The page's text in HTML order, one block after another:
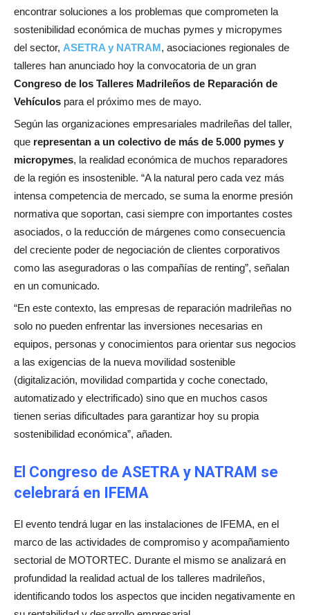
encontrar soluciones a los problemas que comprometen la
sostenibilidad económica de muchas pymes y micropymes
del sector, ASETRA y NATRAM, asociaciones regionales de
talleres han anunciado hoy la convocatoria de un gran
Congreso de los Talleres Madrileños de Reparación de
Vehículos para el próximo mes de mayo.
Según las organizaciones empresariales madrileñas del taller,
que representan a un colectivo de más de 5.000 pymes y
micropymes, la realidad económica de muchos reparadores
de la región es insostenible. “A la natural pero cada vez más
intensa competencia de mercado, se suma la enorme presión
normativa que soportan, casi siempre con importantes costes
asociados, o la reducción de márgenes como consecuencia
del creciente poder de negociación de clientes corporativos
como las aseguradoras o las compañías de renting”, señalan
en un comunicado.
“En este contexto, las empresas de reparación madrileñas no
solo no pueden enfrentar las inversiones necesarias en
equipos, personas y conocimientos para orientar sus negocios
a las exigencias de la nueva movilidad sostenible
(digitalización, movilidad compartida y coche conectado,
automatizado y electrificado) sino que en muchos casos
tienen serias dificultades para garantizar hoy su propia
sostenibilidad económica”, añaden.
El Congreso de ASETRA y NATRAM se
celebrará en IFEMA
El evento tendrá lugar en las instalaciones de IFEMA, en el
marco de las actividades de compromiso y acompañamiento
sectorial de MOTORTEC. Durante el mismo se analizará en
profundidad la realidad actual de los talleres madrileños,
identificando todos los aspectos que inciden negativamente en